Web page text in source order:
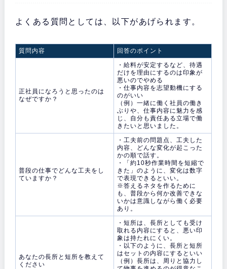
よくある質問としては、以下があげられます。
質問内容 回答のポイント
正社員になろうと思ったのは
なぜですか？
・給料が安定するなど、待遇
だけを理由にするのは印象が
悪いのでやめる
・仕事内容を志望動機にする
のがいい
（例）一緒に働く社員の働き
ぶりや、仕事内容に魅力を感
じ、自分も責任ある立場で働
きたいと思いました。
普段の仕事でどんな工夫をし
ていますか？
・工夫前の問題点、工夫した
内容、どんな変化が起こった
かの順で話す。
・「約10秒作業時間を短縮で
きた」のように、変化は数字
で表現できるといい。
※答えるネタを作るために
も、普段から何か改善できな
いかは意識しながら働く必要
あり。
あなたの長所と短所を教えて
ください
・短所は、長所としても受け
取れる内容にすると、悪い印
象は持たれにくい。
・以下のように、長所と短所
はセットの内容にするといい
（例）長所は、周りと協力し